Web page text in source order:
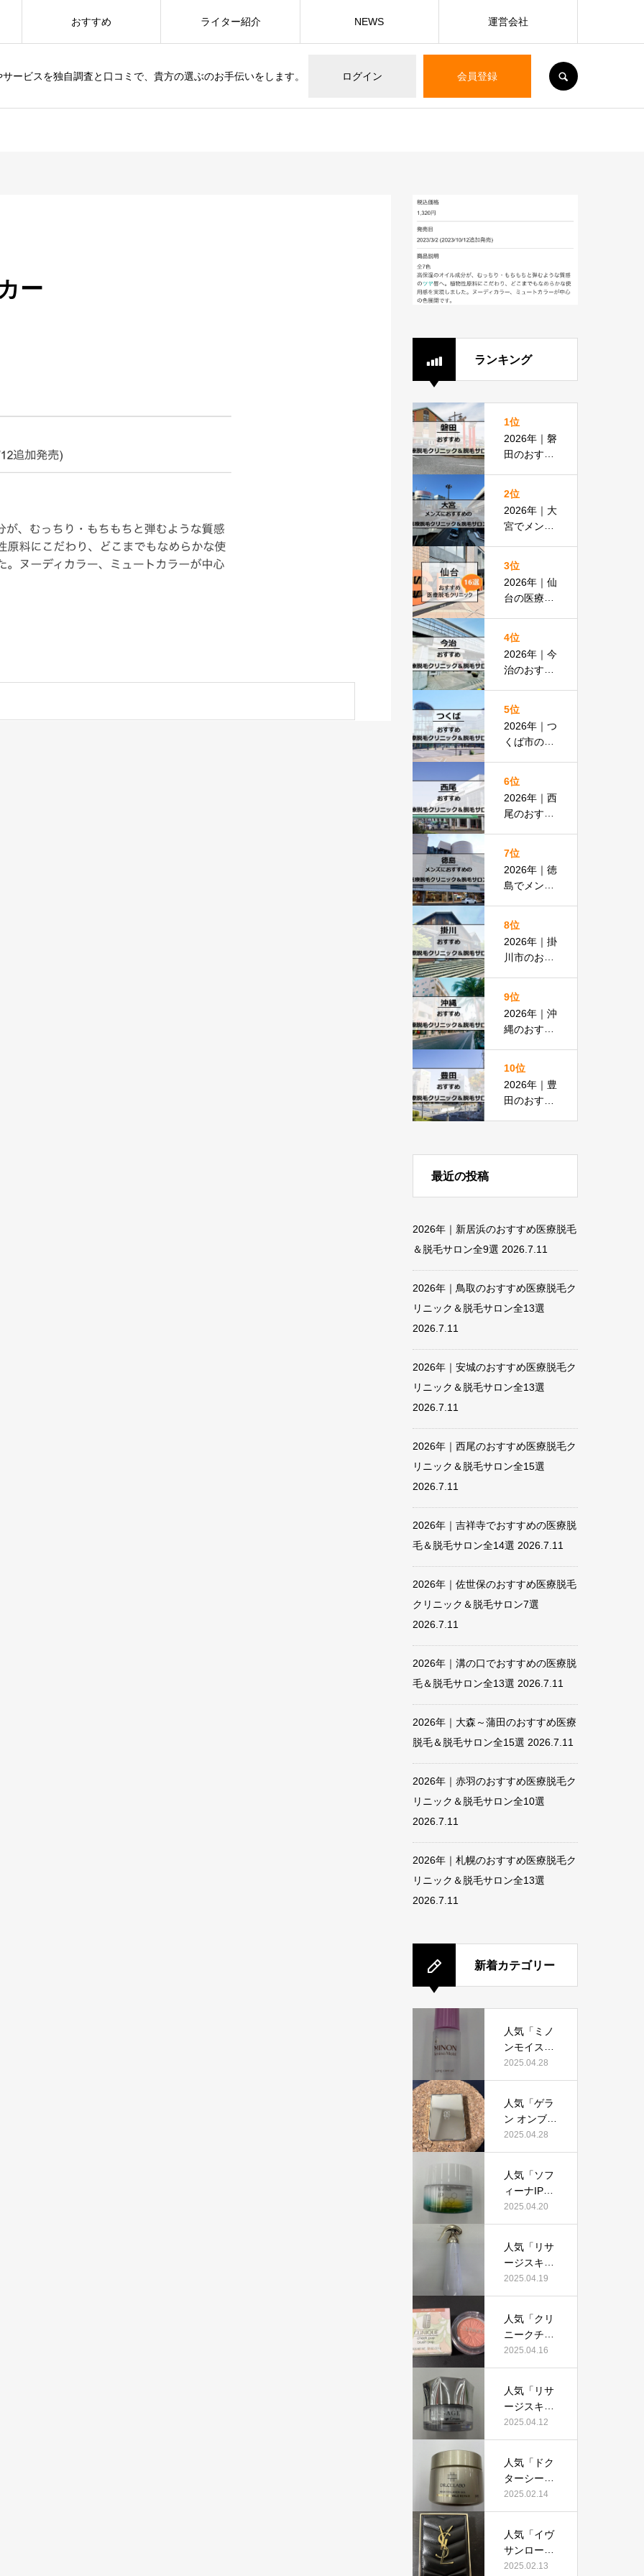
ービスを独自調査と口コミで、貴方の選ぶのお手伝いをします。 ログイン 会員登録
おすすめ ライター紹介 NEWS 運営会社
ー
ランキング
1位
2026年｜磐
田のおすす
＆脱毛サロ
ン全8選
2位
2026年｜大
宮でメンズ
脱毛＆脱毛
サロン全16
選
3位
2026年｜仙
台の医療脱
払いOKの
安い医院も
紹介
4位
2026年｜今
治のおすす
＆脱毛サロ
ン全13選
5位
2026年｜つ
くば市のお
サロン全13
選
6位
2026年｜西
尾のおすす
＆脱毛サロ
ン全15選
7位
2026年｜徳
島でメンズ
脱毛＆脱毛
サロン全15
選
8位
2026年｜掛
川市のおす
ク＆脱毛サ
ロン全11選
9位
2026年｜沖
縄のおすす
＆脱毛サロ
ン全19選
10位
2026年｜豊
田のおすす
最近の投稿
2026年｜新居浜のおすすめ医療脱毛
＆脱毛サロン全9選 2026.7.11
2026年｜鳥取のおすすめ医療脱毛ク
リニック＆脱毛サロン全13選
2026.7.11
2026年｜安城のおすすめ医療脱毛ク
リニック＆脱毛サロン全13選
2026.7.11
2026年｜西尾のおすすめ医療脱毛ク
リニック＆脱毛サロン全15選
2026.7.11
2026年｜吉祥寺でおすすめの医療脱
毛＆脱毛サロン全14選 2026.7.11
2026年｜佐世保のおすすめ医療脱毛
クリニック＆脱毛サロン7選
2026.7.11
2026年｜溝の口でおすすめの医療脱
毛＆脱毛サロン全13選 2026.7.11
2026年｜大森～蒲田のおすすめ医療
脱毛＆脱毛サロン全15選 2026.7.11
2026年｜赤羽のおすすめ医療脱毛ク
リニック＆脱毛サロン全10選
2026.7.11
2026年｜札幌のおすすめ医療脱毛ク
リニック＆脱毛サロン全13選
2026.7.11
新着カテゴリー
人気「ミノ
ンモイスト
エイジング
ケアオイ
当におすす
め？美容マ
ニアが実際
コミを検
証！
2025.04.28
人気「ゲラ
ン オンブル
ジェオーラ
グロウ」っ
すすめ？美
容マニアの
私が実際使
コミを検
証！
2025.04.28
人気「ソフ
ィーナIPゴ
ールデンタ
イムリペア
リーム」っ
て本当にお
すすめ？美
実際使用し
て口コミを
検証！
2025.04.20
人気「リサ
ージスキン
メインテナ
イザーD
当におすす
め？美容マ
ニアの私が
て、口コミ
を検証！
2025.04.19
人気「クリ
ニークチー
クポップ」
って本当に
美容マニア
が実際使用
して口コミ
2025.04.16
人気「リサ
ージスキン
チェンジク
リーム」っ
すすめ？美
容マニアが
実際使用し
検証！
2025.04.12
人気「ドク
ターシーラ
ボ薬用アク
アコラーゲ
リッチリン
クルリペ
ア」って本
2025.02.14
人気「イヴ
サンローラ
ン クチュー
2025.02.13